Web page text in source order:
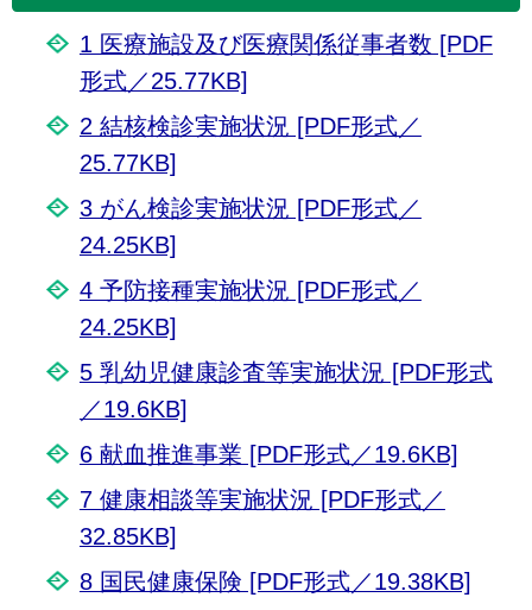
1 医療施設及び医療関係従事者数 [PDF
形式／25.77KB]
2 結核検診実施状況 [PDF形式／
25.77KB]
3 がん検診実施状況 [PDF形式／
24.25KB]
4 予防接種実施状況 [PDF形式／
24.25KB]
5 乳幼児健康診査等実施状況 [PDF形式
／19.6KB]
6 献血推進事業 [PDF形式／19.6KB]
7 健康相談等実施状況 [PDF形式／
32.85KB]
8 国民健康保険 [PDF形式／19.38KB]